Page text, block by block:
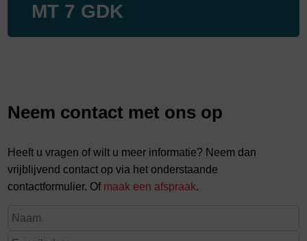
MT 7 GDK
Neem contact met ons op
Heeft u vragen of wilt u meer informatie? Neem dan
vrijblijvend contact op via het onderstaande
contactformulier. Of maak een afspraak.